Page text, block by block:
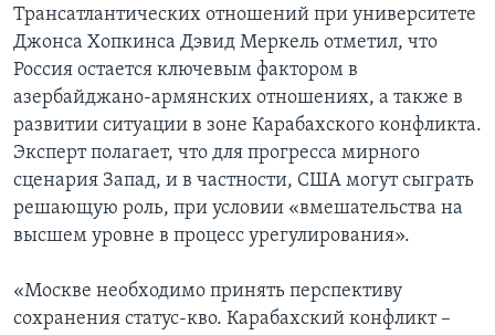
Трансатлантических отношений при университете
Джонса Хопкинса Дэвид Меркель отметил, что
Россия остается ключевым фактором в
азербайджано-армянских отношениях, а также в
развитии ситуации в зоне Карабахского конфликта.
Эксперт полагает, что для прогресса мирного
сценария Запад, и в частности, США могут сыграть
решающую роль, при условии «вмешательства на
высшем уровне в процесс урегулирования».
«Москве необходимо принять перспективу
сохранения статус-кво. Карабахский конфликт –